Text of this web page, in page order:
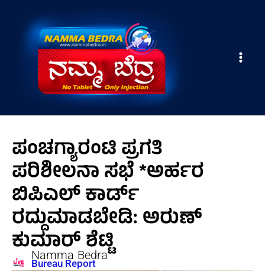
ಪಂಚಗ್ಯಾರಂಟಿ ಪ್ರಗತಿ
ಪರಿಶೀಲನಾ ಸಭೆ *ಅರ್ಹರ
ಬಿಪಿಎಲ್ ಕಾರ್ಡ್
ರದ್ದುಮಾಡಬೇಡಿ: ಅರುಣ್
ಕುಮಾರ್ ಶೆಟ್ಟಿ
Namma Bedra
Bureau Report